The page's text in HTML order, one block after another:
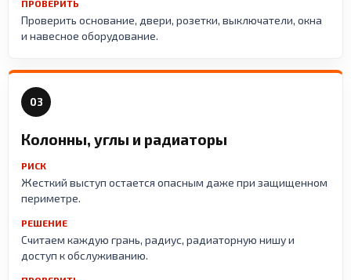
ПРОВЕРИТЬ
Проверить основание, двери, розетки, выключатели, окна
и навесное оборудование.
03
Колонны, углы и радиаторы
РИСК
Жесткий выступ остается опасным даже при защищенном
периметре.
РЕШЕНИЕ
Считаем каждую грань, радиус, радиаторную нишу и
доступ к обслуживанию.